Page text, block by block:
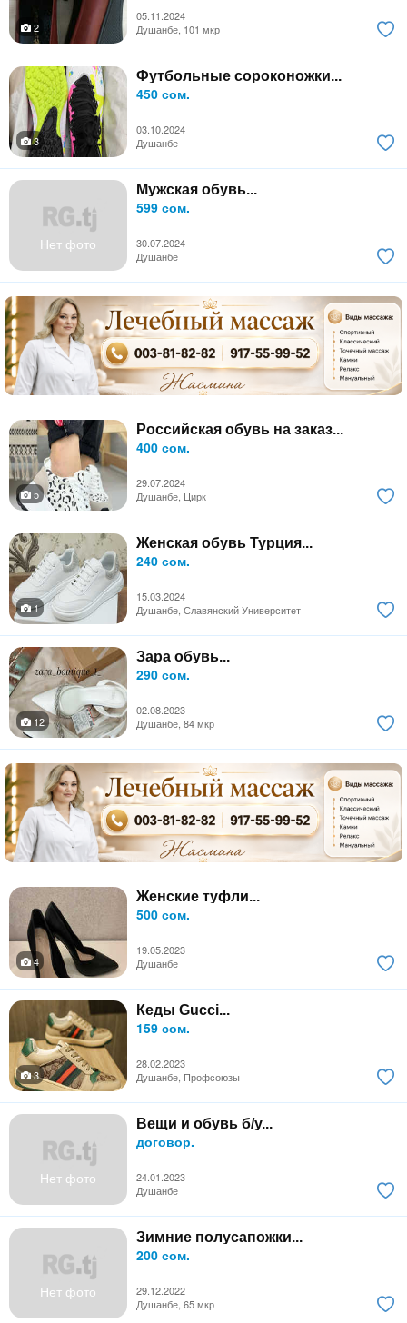
05.11.2024
2
Душанбе, 101 мкр
Футбольные сороконожки...
450 сом.
03.10.2024
3
Душанбе
Нет фото
Мужская обувь...
599 сом.
30.07.2024
Душанбе
Российская обувь на заказ...
400 сом.
29.07.2024
5
Душанбе, Цирк
Женская обувь Турция...
240 сом.
15.03.2024
1
Душанбе, Славянский Университет
Зара обувь...
290 сом.
02.08.2023
12
Душанбе, 84 мкр
Женские туфли...
500 сом.
19.05.2023
4
Душанбе
Кеды Gucci...
159 сом.
28.02.2023
3
Душанбе, Профсоюзы
Нет фото
Вещи и обувь б/у...
договор.
24.01.2023
Душанбе
Нет фото
Зимние полусапожки...
200 сом.
29.12.2022
Душанбе, 65 мкр